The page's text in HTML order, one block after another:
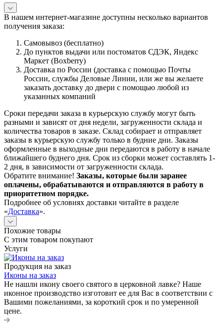
В нашем интернет-магазине доступны несколько вариантов
получения заказа:
Самовывоз (бесплатно)
До пунктов выдачи или постоматов СДЭК, Яндекс
Маркет (Boxberry)
Доставка по России (доставка с помощью Почты
России, службы Деловые Линии, или же вы желаете
заказать доставку до двери с помощью любой из
указанных компаний
Сроки передачи заказа в курьерскую службу могут быть
разными и зависят от дня недели, загруженности склада и
количества товаров в заказе. Склад собирает и отправляет
заказы в курьерскую службу только в будние дни. Заказы
оформленные в выходные дни передаются в работу в начале
ближайшего буднего дня. Срок из сборки может составлять 1-
2 дня, в зависимости от загруженности склада.
Обратите внимание! Заказы, которые были заранее
оплачены, обрабатываются и отправляются в работу в
приоритетном порядке.
Подробнее об условиях доставки читайте в разделе
«Доставка».
Похожие товары
С этим товаром покупают
Услуги
Продукция на заказ
Иконы на заказ
Не нашли икону своего святого в церковной лавке? Наше
иконное производство изготовит ее для Вас в соответствии с
Вашими пожеланиями, за короткий срок и по умеренной
цене.